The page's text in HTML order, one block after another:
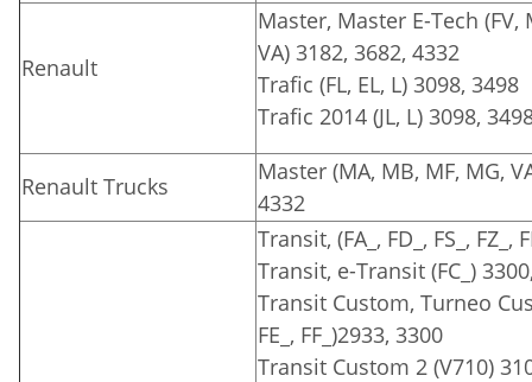
Renault
Master, Master E-Tech (FV,
VA) 3182, 3682, 4332
Trafic (FL, EL, L) 3098, 3498
Trafic 2014 (JL, L) 3098,
Renault Trucks
Master (MA, MB, MF, MG,
4332
Transit, (FA_, FD_, FS_, FZ_,
Transit, e-Transit (FC_)
Transit Custom, Turneo
FE_, FF_)2933, 3300
Transit Custom 2 (V710)